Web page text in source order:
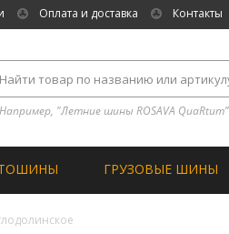
Оплата и доставка Контакты
Например, "Летние шины ROSAVA QuaRtum”
ГРУЗОВЫЕ ШИНЫ